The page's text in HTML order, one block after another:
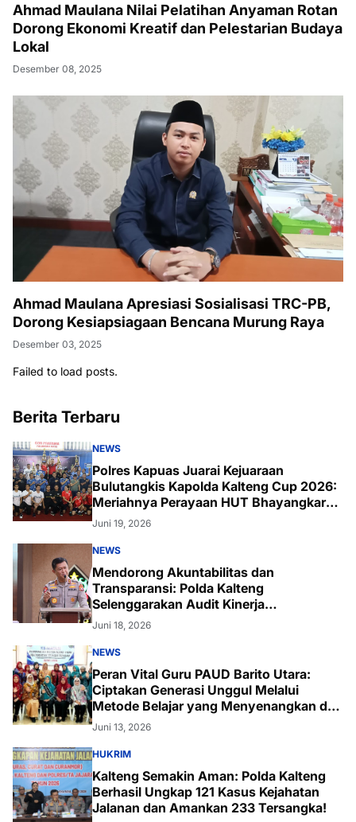
Ahmad Maulana Nilai Pelatihan Anyaman Rotan
Dorong Ekonomi Kreatif dan Pelestarian Budaya
Lokal
Desember 08, 2025
Ahmad Maulana Apresiasi Sosialisasi TRC-PB,
Dorong Kesiapsiagaan Bencana Murung Raya
Desember 03, 2025
Failed to load posts.
Berita Terbaru
NEWS
Polres Kapuas Juarai Kejuaraan
Bulutangkis Kapolda Kalteng Cup 2026:
Meriahnya Perayaan HUT Bhayangkara
ke-80 di Palangka Raya
Juni 19, 2026
NEWS
Mendorong Akuntabilitas dan
Transparansi: Polda Kalteng
Selenggarakan Audit Kinerja
Komprehensif Bersama Itwasum Polri
Juni 18, 2026
NEWS
Peran Vital Guru PAUD Barito Utara:
Ciptakan Generasi Unggul Melalui
Metode Belajar yang Menyenangkan dan
Inovatif
Juni 13, 2026
HUKRIM
Kalteng Semakin Aman: Polda Kalteng
Berhasil Ungkap 121 Kasus Kejahatan
Jalanan dan Amankan 233 Tersangka!